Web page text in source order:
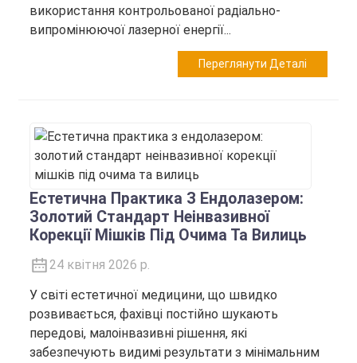
використання контрольованої радіально-
випромінюючої лазерної енергії...
Переглянути Деталі
Естетична Практика З Ендолазером:
Золотий Стандарт Неінвазивної
Корекції Мішків Під Очима Та Вилиць
24 квітня 2026 р.
У світі естетичної медицини, що швидко
розвивається, фахівці постійно шукають
передові, малоінвазивні рішення, які
забезпечують видимі результати з мінімальним